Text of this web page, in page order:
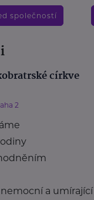
společností
církve
2
a umírající